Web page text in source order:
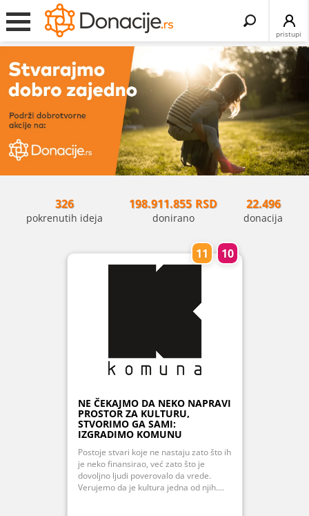
pristupi
Search
326
pokrenutih ideja
198.911.855 RSD
donirano
22.496
donacija
11 10
NE ČEKAJMO DA NEKO NAPRAVI
PROSTOR ZA KULTURU,
STVORIMO GA SAMI:
IZGRADIMO KOMUNU
Postoje stvari koje ne nastaju zato što ih
je neko finansirao, već zato što je
dovoljno ljudi poverovalo da vrede.
Verujemo da je kultura jedna od njih....